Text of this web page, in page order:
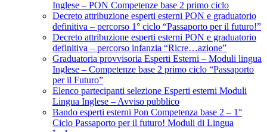
Inglese – PON Competenze base 2 primo ciclo
Decreto attribuzione esperti esterni PON e graduatorio
definitiva – percorso 1° ciclo “Passaporto per il futuro!”
Decreto attribuzione esperti esterni PON e graduatorio
definitiva – percorso infanzia “Ricre…azione”
Graduatoria provvisoria Esperti Esterni – Moduli lingua
Inglese – Competenze base 2 primo ciclo “Passaporto
per il Futuro”
Elenco partecipanti selezione Esperti esterni Moduli
Lingua Inglese – Avviso pubblico
Bando esperti esterni Pon Competenza base 2 – 1°
Ciclo Passaporto per il futuro! Moduli di Lingua